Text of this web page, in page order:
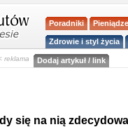
Poradniki
Zdrowie i styl życia
reklama Dodaj artykuł / link
się na nią